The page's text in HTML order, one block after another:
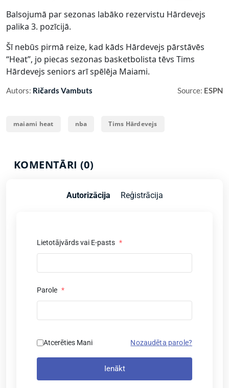
Balsojumā par sezonas labāko rezervistu Hārdevejs
palika 3. pozīcijā.
Šī nebūs pirmā reize, kad kāds Hārdevejs pārstāvēs
“Heat”, jo piecas sezonas basketbolista tēvs Tims
Hārdevejs seniors arī spēlēja Maiami.
Autors: Ričards Vambuts Source: ESPN
maiami heat nba Tims Hārdevejs
KOMENTĀRI (0)
Autorizācija Reģistrācija
Lietotājvārds vai E-pasts *
Parole *
Atcerēties Mani Nozaudēta parole?
Ienākt